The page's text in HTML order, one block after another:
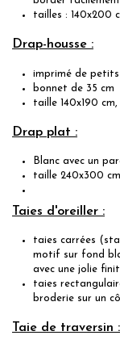
tailles : 140x200
Drap-housse :
imprimé de
bonnet de 35 cm
taille 140x190
Drap plat :
Blanc avec un
taille 240x300
Taies d'oreiller :
taies carrées
motif sur fond
avec une jolie
taies
broderie sur un
Taie de traversin :